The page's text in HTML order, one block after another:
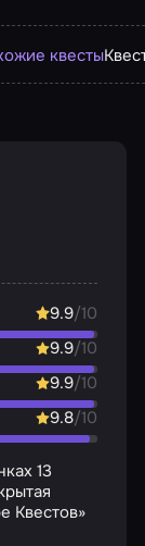
квесты
9.9/10
9.9/10
9.9/10
9.8/10
13
Квестов»